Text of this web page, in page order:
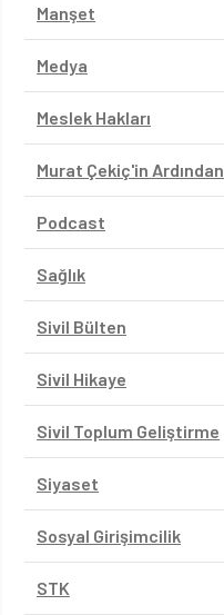
Manşet
Medya
Meslek Hakları
Murat Çekiç'in Ardından
Podcast
Sağlık
Sivil Bülten
Sivil Hikaye
Sivil Toplum Geliştirme
Siyaset
Sosyal Girişimcilik
STK